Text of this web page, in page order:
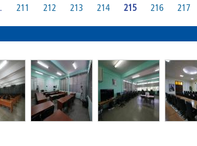
211 212 213 214 215 216 217